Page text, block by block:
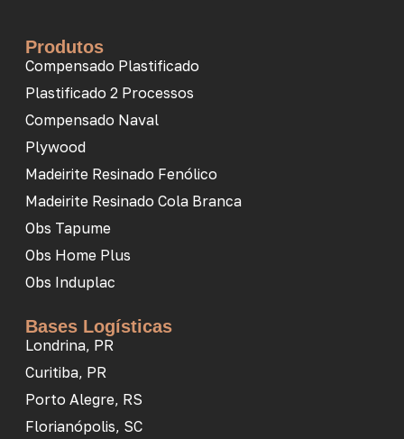
Produtos
Compensado Plastificado
Plastificado 2 Processos
Compensado Naval
Plywood
Madeirite Resinado Fenólico
Madeirite Resinado Cola Branca
Obs Tapume
Obs Home Plus
Obs Induplac
Bases Logísticas
Londrina, PR
Curitiba, PR
Porto Alegre, RS
Florianópolis, SC